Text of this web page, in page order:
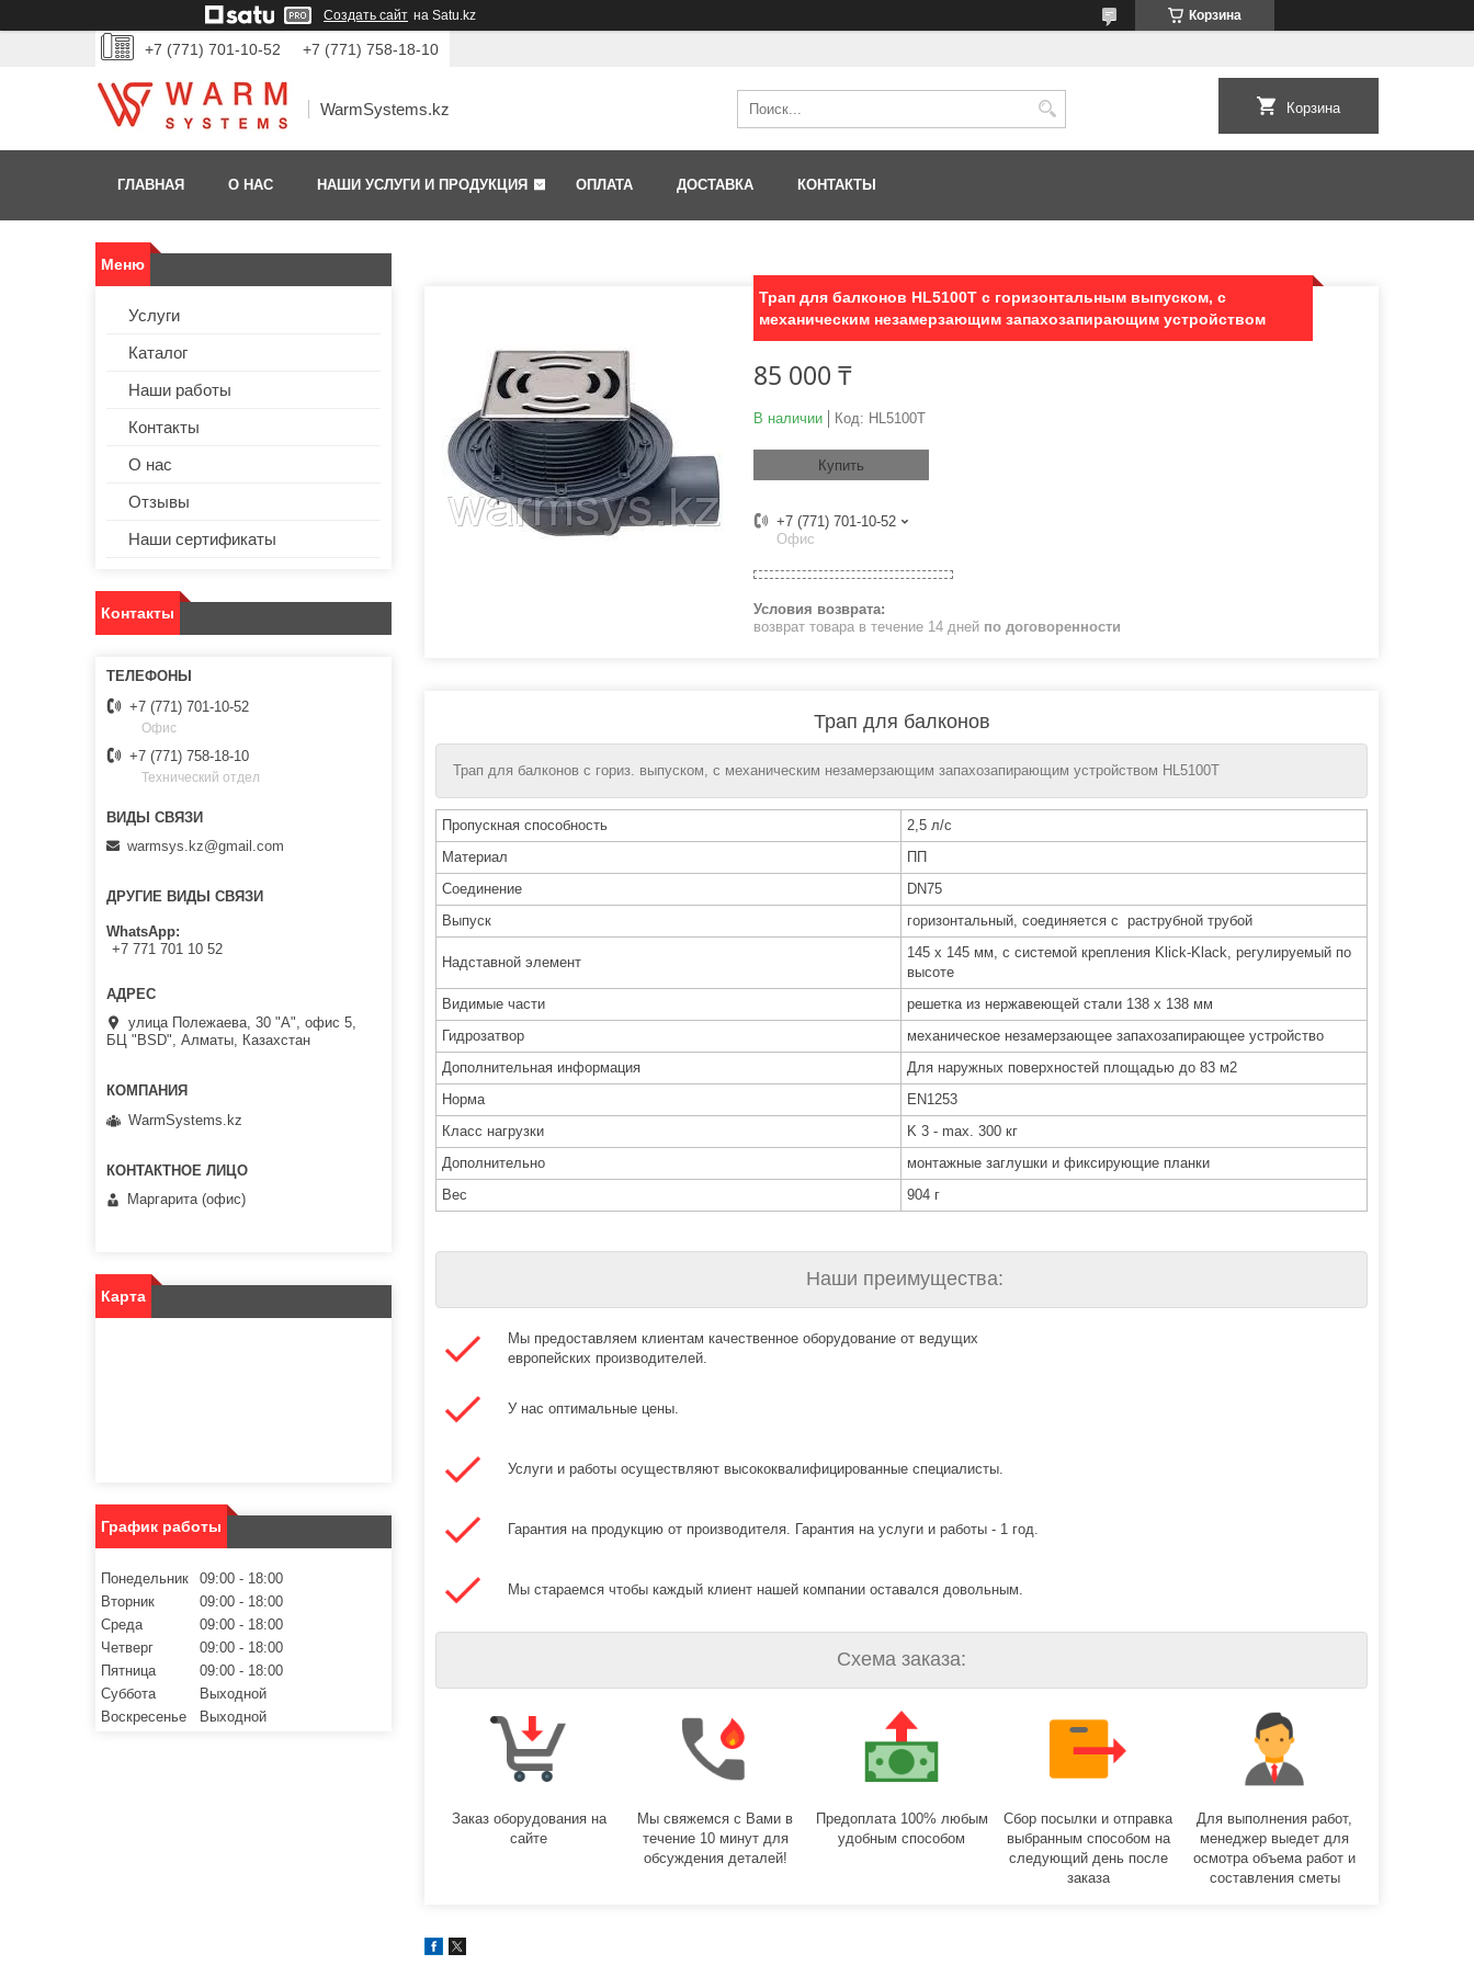
Создать сайт на Satu.kz Корзина
+7 (771) 701-10-52 +7 (771) 758-18-10
WarmSystems.kz Корзина
ГЛАВНАЯ О НАС НАШИ УСЛУГИ И ПРОДУКЦИЯ ОПЛАТА ДОСТАВКА КОНТАКТЫ
Трап для балконов HL5100T с горизонтальным выпуском, с
механическим незамерзающим запахозапирающим устройством
85 000 ₸
В наличии Код: HL5100T
Купить
+7 (771) 701-10-52
Офис
возврат товара в течение 14 дней по договоренности
Трап для балконов
Трап для балконов с гориз. выпуском, с механическим незамерзающим запахозапирающим устройством HL5100T
Пропускная способность
2,5 л/с
Материал
ПП
Соединение
DN75
Выпуск
горизонтальный, соединяется с раструбной трубой
Надставной элемент
145 х 145 мм, с системой крепления Klick-Klack, регулируемый по
высоте
Видимые части
решетка из нержавеющей стали 138 х 138 мм
Гидрозатвор
механическое незамерзающее запахозапирающее устройство
Дополнительная информация
Для наружных поверхностей площадью до 83 м2
Норма
EN1253
Класс нагрузки
K 3 - max. 300 кг
Дополнительно
монтажные заглушки и фиксирующие планки
Вес
904 г
Наши преимущества:
Мы предоставляем клиентам качественное оборудование от ведущих
европейских производителей.
У нас оптимальные цены.
Услуги и работы осуществляют высококвалифицированные специалисты.
Гарантия на продукцию от производителя. Гарантия на услуги и работы - 1 год.
Мы стараемся чтобы каждый клиент нашей компании оставался довольным.
Схема заказа:
Заказ оборудования на
сайте
Мы свяжемся с Вами в
течение 10 минут для
обсуждения деталей!
Предоплата 100% любым
удобным способом
Сбор посылки и отправка
выбранным способом на
следующий день после
заказа
Для выполнения работ,
менеджер выедет для
осмотра объема работ и
составления сметы
Услуги
Каталог
Наши работы
Контакты
О нас
Отзывы
Наши сертификаты
Контакты
+7 (771) 701-10-52
Офис
+7 (771) 758-18-10
Технический отдел
warmsys.kz@gmail.com
ДРУГИЕ ВИДЫ СВЯЗИ
WhatsApp
+7 771 701 10 52
улица Полежаева, 30 "А", офис 5,
БЦ "BSD", Алматы, Казахстан
WarmSystems.kz
Маргарита (офис)
Карта
График работы
Понедельник 09:00
18:00
Вторник
09:00
18:00
Среда
09:00
18:00
Четверг
09:00
18:00
Пятница
09:00
18:00
Суббота
Выходной
Воскресенье
Выходной